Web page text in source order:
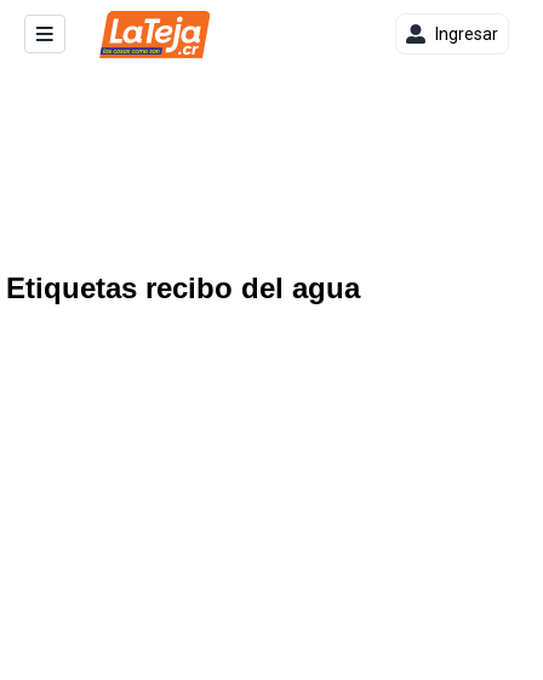
Ingresar
Etiquetas recibo del agua